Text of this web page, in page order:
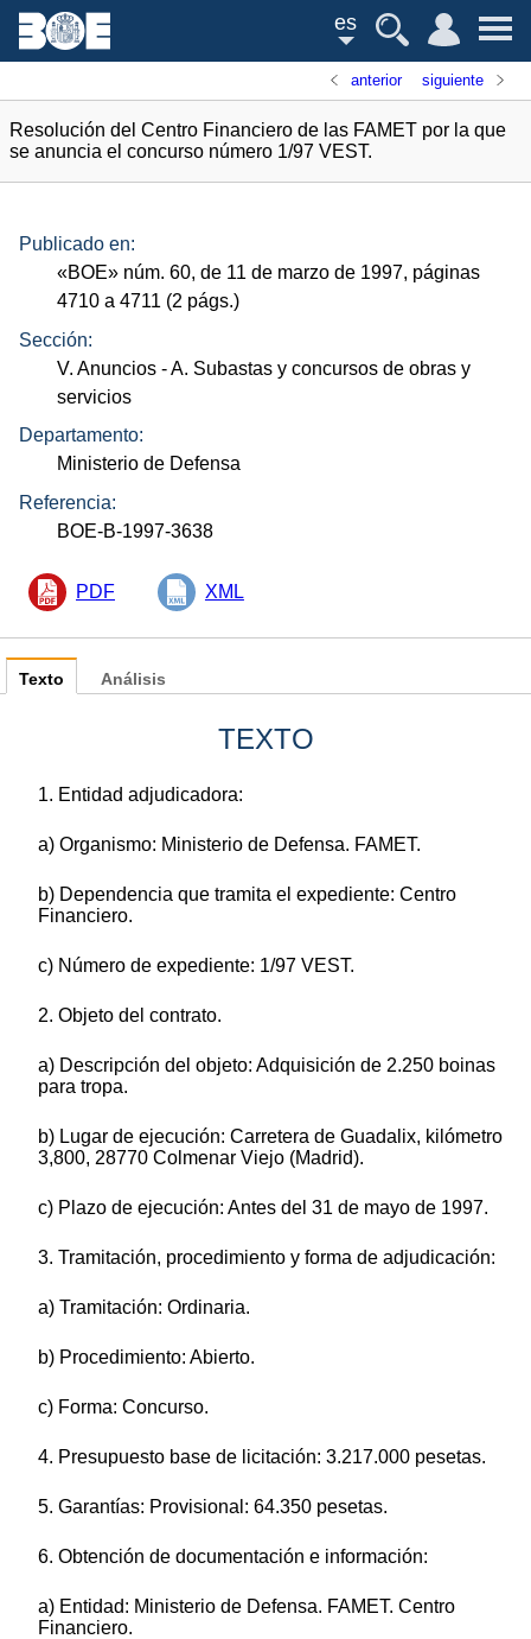
es
anterior siguiente
Resolución del Centro Financiero de las FAMET por la que
se anuncia el concurso número 1/97 VEST.
Publicado en:
«BOE» núm. 60, de 11 de marzo de 1997, páginas
4710 a 4711 (2 págs.)
Sección:
V. Anuncios - A. Subastas y concursos de obras y
servicios
Departamento:
Ministerio de Defensa
Referencia:
BOE-B-1997-3638
PDF XML
Texto
TEXTO
1. Entidad adjudicadora:
a) Organismo: Ministerio de Defensa. FAMET.
b) Dependencia que tramita el expediente: Centro
Financiero.
c) Número de expediente: 1/97 VEST.
2. Objeto del contrato.
a) Descripción del objeto: Adquisición de 2.250 boinas
para tropa.
b) Lugar de ejecución: Carretera de Guadalix, kilómetro
3,800, 28770 Colmenar Viejo (Madrid).
c) Plazo de ejecución: Antes del 31 de mayo de 1997.
3. Tramitación, procedimiento y forma de adjudicación:
a) Tramitación: Ordinaria.
b) Procedimiento: Abierto.
c) Forma: Concurso.
4. Presupuesto base de licitación: 3.217.000 pesetas.
5. Garantías: Provisional: 64.350 pesetas.
6. Obtención de documentación e información:
a) Entidad: Ministerio de Defensa. FAMET. Centro
Financiero.
Análisis